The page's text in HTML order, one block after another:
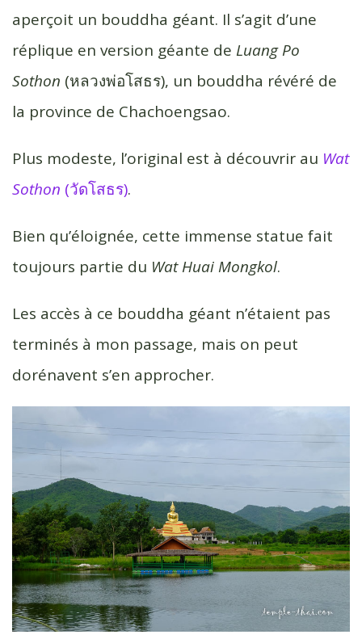
aperçoit un bouddha géant. Il s’agit d’une
réplique en version géante de Luang Po
Sothon (หลวงพ่อโสธร), un bouddha révéré de
la province de Chachoengsao.
Plus modeste, l’original est à découvrir au Wat
Sothon (วัดโสธร).
Bien qu’éloignée, cette immense statue fait
toujours partie du Wat Huai Mongkol.
Les accès à ce bouddha géant n’étaient pas
terminés à mon passage, mais on peut
dorénavent s’en approcher.